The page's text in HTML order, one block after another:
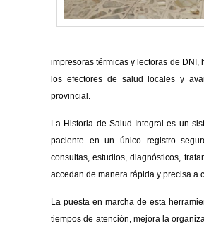
impresoras térmicas y lectoras de
los efectores de salud locales y
provincial.
La Historia de Salud Integral es un
paciente en un único registro
consultas, estudios, diagnósticos,
accedan de manera rápida y precisa a
La puesta en marcha de esta
tiempos de atención, mejora la